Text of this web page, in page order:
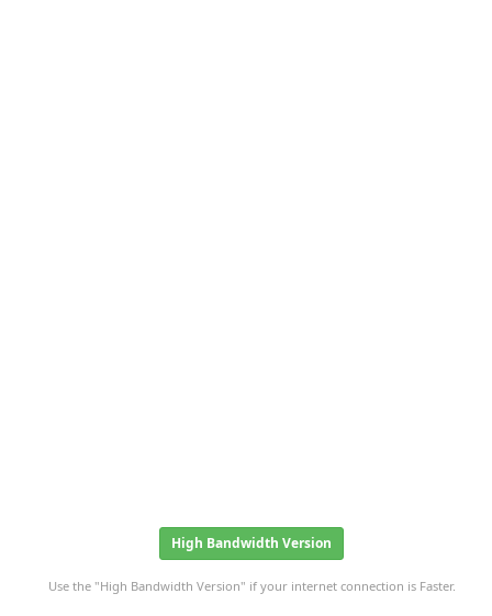
High Bandwidth Version
Use the "High Bandwidth Version" if your internet connection is Faster.